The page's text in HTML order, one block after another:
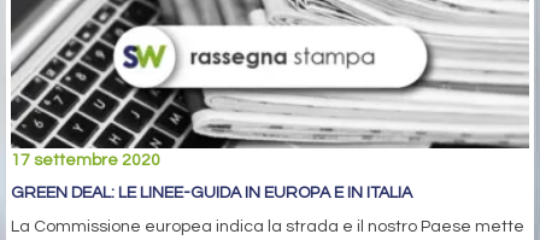
17 settembre 2020
GREEN DEAL: LE LINEE-GUIDA IN EUROPA E IN ITALIA
La Commissione europea indica la strada e il nostro Paese mette